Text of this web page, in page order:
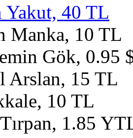
Yakut, 40 TL
Manka, 10 TL
Gök, 0.95
Arslan, 15 TL
10 TL
1.85